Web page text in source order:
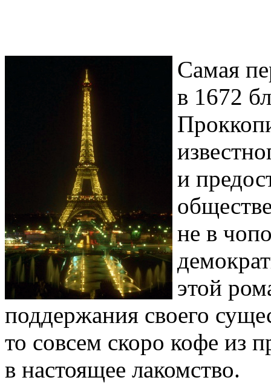
Самая
в 1672
и
не в
этой
поддержания своего
то совсем скоро кофе из
в настоящее лакомство.